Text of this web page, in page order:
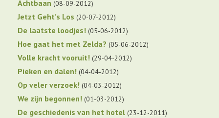
Achtbaan 08-09-2012
Jetzt Geht’s Los 20-07-2012
De laatste loodjes! 05-06-2012
Hoe gaat het met Zelda? 05-06-2012
Volle kracht vooruit! 29-04-2012
Pieken en dalen! 04-04-2012
Op veler verzoek! 04-03-2012
We zijn begonnen! 01-03-2012
De geschiedenis van het hotel 23-12-2011